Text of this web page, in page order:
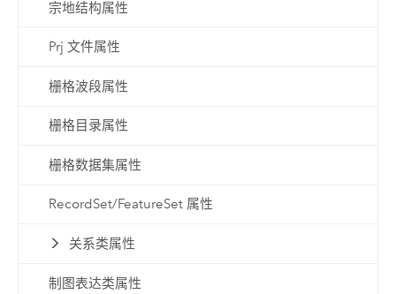
宗地结构属性
Prj 文件属性
栅格波段属性
栅格目录属性
栅格数据集属性
RecordSet/FeatureSet 属性
关系类属性
制图表达类属性